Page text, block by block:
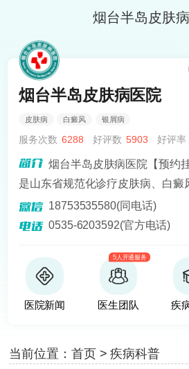
烟台半岛皮肤
烟台半岛皮肤病医院
皮肤病 白癜风 银屑病
服务次数 6288 好评数 5903 好评率
烟台半岛皮肤病医院【预约
是山东省规范化诊疗皮肤病、白癜
院。熟悉皮肤病科常见病、多发病
其擅长光化学疗法、窄波紫外线、
移植治疗白癜风，包括自体表皮
自体培养黑素细胞移植等。
18753535580(同电话)
0535-6203592(官方电话)
医院新闻
5人开通服务
医生团队 疾
当前位置： 首页>疾病科普